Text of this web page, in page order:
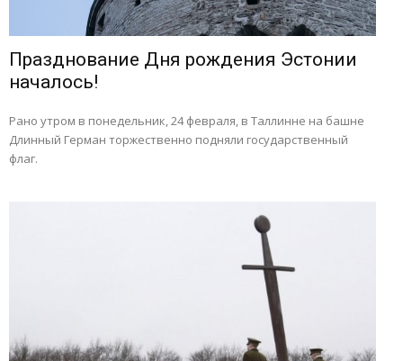
Празднование Дня рождения Эстонии
началось!
Рано утром в понедельник, 24 февраля, в Таллинне на башне
Длинный Герман торжественно подняли государственный
флаг.